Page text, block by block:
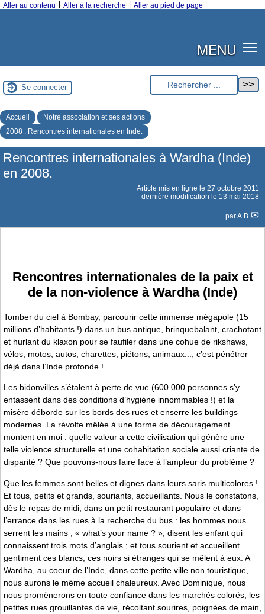
Aller au contenu Aller à la recherche Aller au pied de page
MENU
Se connecter
Accueil
Notre association et ses actions
2008 : Rencontres internationales en Inde.
Rencontres internationales à Wardha (Inde)
en 2008.
Article mis en ligne le 27 octobre 2011
dernière modification le 13 mai 2018
parA.B.
Rencontres internationales de la paix et
de la non-violence à Wardha (Inde)
Tomber du ciel à Bombay, parcourir cette immense mégapole (15
millions d’habitants !) dans un bus antique, brinquebalant, crachotant
et hurlant du klaxon pour se faufiler dans une cohue de rikshaws,
vélos, motos, autos, charettes, piétons, animaux..., c’est pénétrer
déjà dans l’Inde profonde !
Les bidonvilles s’étalent à perte de vue (600.000 personnes s’y
entassent dans des conditions d’hygiène innommables !) et la
misère déborde sur les bords des rues et enserre les buildings
modernes. La révolte mêlée à une forme de découragement
montent en moi : quelle valeur a cette civilisation qui génère une
telle violence structurelle et une cohabitation sociale aussi criante de
disparité ? Que pouvons-nous faire face à l’ampleur du problème ?
Que les femmes sont belles et dignes dans leurs saris multicolores !
Et tous, petits et grands, souriants, accueillants. Nous le constatons,
dès le repas de midi, dans un petit restaurant populaire et dans
l’errance dans les rues à la recherche du bus : les hommes nous
serrent les mains ; « what’s your name ? », disent les enfant qui
connaissent trois mots d’anglais ; et tous sourient et accueillent
gentiment ces blancs, ces noirs si étranges qui se mêlent à eux. A
Wardha, au coeur de l’Inde, dans cette petite ville non touristique,
nous aurons le même accueil chaleureux. Avec Dominique, nous
nous promènerons en toute confiance dans les marchés colorés, les
petites rues grouillantes de vie, récoltant sourires, poignées de main,